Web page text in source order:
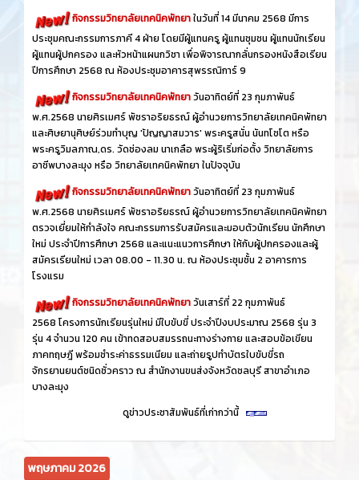
กิจกรรมวิทยาลัยเทคนิคพัทยาในวันที่ 14 มีนาคม 2568 มีการ
ประชุมคณะกรรมการภาคี 4 ฝ่าย โดยมีผู้แทนครู ผู้แทนชุมชน ผู้แทนนักเรียน
ผู้แทนผู้ปกครอง และหัวหน้าแผนกวิชา เพื่อพิจารณากลั่นกรองหนังสือเรียน
ปีการศึกษา 2568 ณ ห้องประชุมอาคารสุพรรณิการ์ 9
กิจกรรมวิทยาลัยเทคนิคพัทยาวันอาทิตย์ที่ 23 กุมภาพันธ์
พ.ศ.2568 นายศิรเมศร์ พัชราอริยธรณ์ ผู้อำนวยการวิทยาลัยเทคนิคพัทยา
และศิษยานุศิษย์ร่วมทำบุญ 'ปัญญาสมวาร' พระครูสนั่น นันทโชโต หรือ
พระครูวิมลภาณ,ดร. วัดช่องลม นาเกลือ พระผู้ริเริ่มก่อตั้ง วิทยาลัยการ
อาชีพบางละมุง หรือ วิทยาลัยเทคนิคพัทยา ในปัจจุบัน
กิจกรรมวิทยาลัยเทคนิคพัทยาวันอาทิตย์ที่ 23 กุมภาพันธ์
พ.ศ.2568 นายศิรเมศร์ พัชราอริยธรณ์ ผู้อำนวยการวิทยาลัยเทคนิคพัทยา
ตรวจเยี่ยมให้กำลังใจ คณะกรรมการรับสมัครและมอบตัวนักเรียน นักศึกษา
ใหม่ ประจำปีการศึกษา 2568 และแนะแนวการศึกษา ให้กับผู้ปกครองและผู้
สมัครเรียนใหม่ เวลา 08.00 - 11.30 น. ณ ห้องประชุมชั้น 2 อาคารการ
โรงแรม
กิจกรรมวิทยาลัยเทคนิคพัทยาวันเสาร์ที่ 22 กุมภาพันธ์
2568 โครงการนักเรียนรุ่นใหม่ มีใบขับขี่ ประจำปีงบประมาณ 2568 รุ่น 3
รุ่น 4 จำนวน 120 คน เข้าทดสอบสมรรถนะทางร่างกาย และสอบข้อเขียน
ภาคทฤษฎี พร้อมชำระค่าธรรมเนียม และถ่ายรูปทำบัตรใบขับขี่รถ
จักรยานยนต์ชนิดชั่วคราว ณ สำนักงานขนส่งจังหวัดชลบุรี สาขาอำเภอ
บางละมุง
ดูข่าวประชาสัมพันธ์ที่เก่ากว่านี้
พฤษภาคม 2026